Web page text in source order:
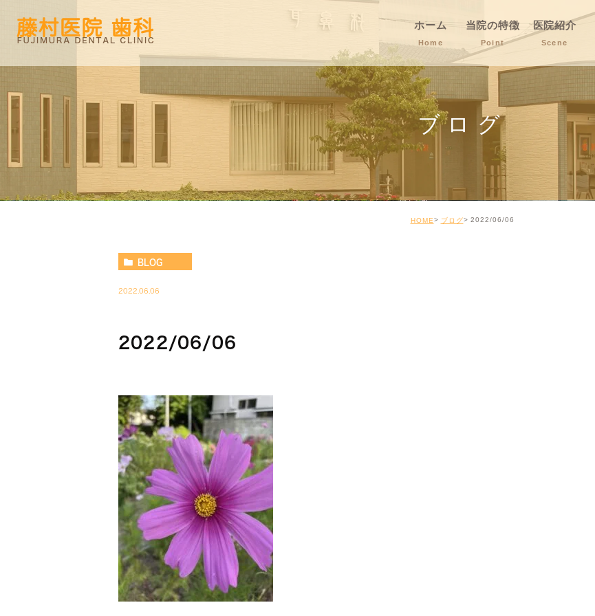
ホーム
Home
当院の特徴
Point
医院紹介
Scene
ブログ
HOME ブログ 2022/06/06
BLOG
2022.06.06
2022/06/06